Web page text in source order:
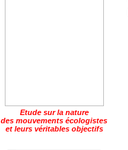
Etude sur la nature
des mouvements écologistes
et leurs véritables objectifs